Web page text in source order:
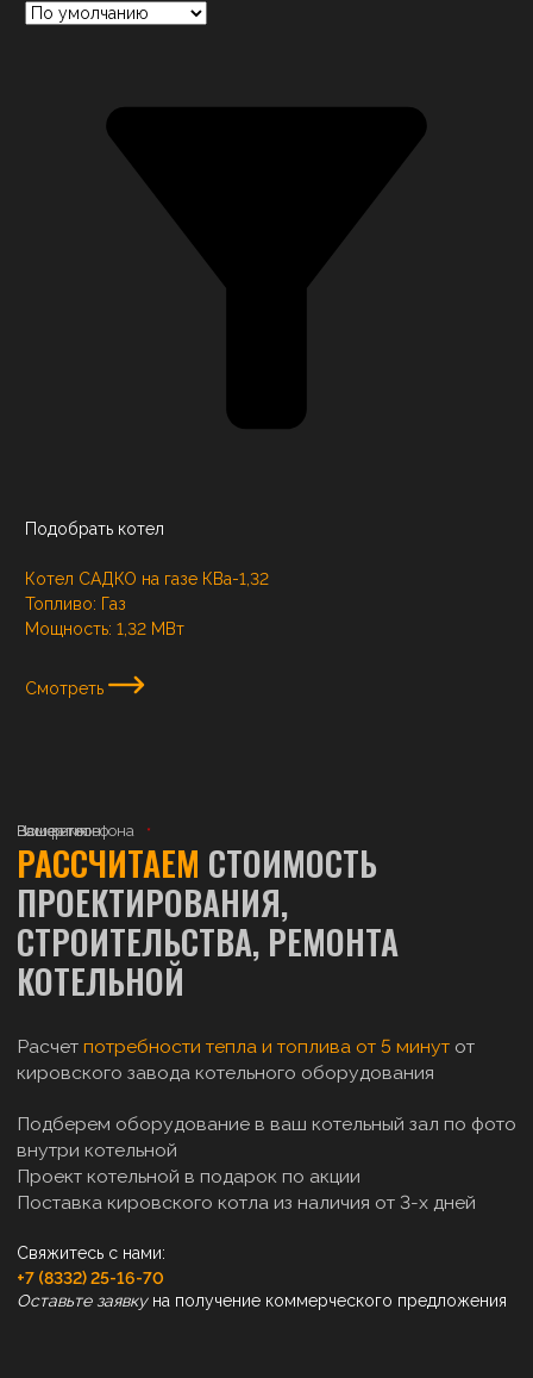
Подобрать котел
Котел САДКО на газе КВа-1,32
Топливо: Газ
Мощность: 1,32 МВт
Смотреть
РАССЧИТАЕМ СТОИМОСТЬ
ПРОЕКТИРОВАНИЯ,
СТРОИТЕЛЬСТВА, РЕМОНТА
КОТЕЛЬНОЙ
Расчет потребности тепла и топлива от 5 минут от
кировского завода котельного оборудования
Подберем оборудование в ваш котельный зал по фото
внутри котельной
Проект котельной в подарок по акции
Поставка кировского котла из наличия от 3-х дней
Свяжитесь с нами:
+7 (8332) 25-16-70
Оставьте заявкуна получение коммерческого предложения
Ваше имя
Номер телефона
Ваш регион